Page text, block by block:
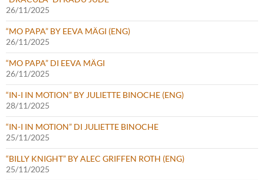
26/11/2025
“MO PAPA” BY EEVA MÄGI (ENG)
26/11/2025
“MO PAPA” DI EEVA MÄGI
26/11/2025
“IN-I IN MOTION” BY JULIETTE BINOCHE (ENG)
28/11/2025
“IN-I IN MOTION” DI JULIETTE BINOCHE
25/11/2025
“BILLY KNIGHT” BY ALEC GRIFFEN ROTH (ENG)
25/11/2025